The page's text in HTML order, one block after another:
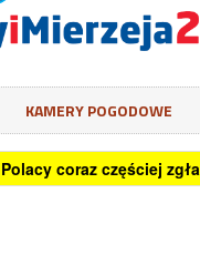
KAMERY POGODOWE
Polacy coraz częściej